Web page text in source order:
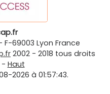
F-69003 Lyon France
2002 - 2018 tous droits
- Haut
2026 à 01:57:43.